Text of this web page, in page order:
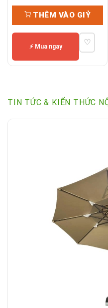
THÊM VÀO GIỶ
⚡ Mua ngay ♡
TIN TỨC & KIẾN THỨC